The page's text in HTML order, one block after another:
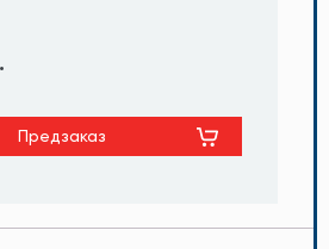
Предзаказ